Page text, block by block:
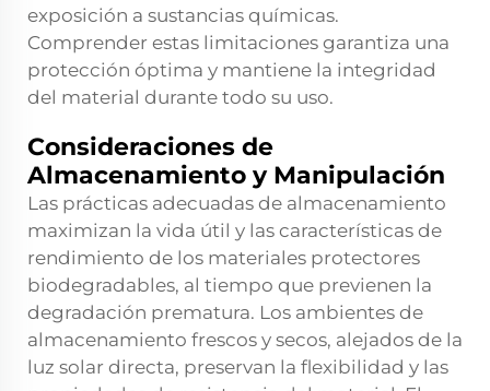
exposición a sustancias químicas.
Comprender estas limitaciones garantiza una
protección óptima y mantiene la integridad
del material durante todo su uso.
Consideraciones de
Almacenamiento y Manipulación
Las prácticas adecuadas de almacenamiento
maximizan la vida útil y las características de
rendimiento de los materiales protectores
biodegradables, al tiempo que previenen la
degradación prematura. Los ambientes de
almacenamiento frescos y secos, alejados de la
luz solar directa, preservan la flexibilidad y las